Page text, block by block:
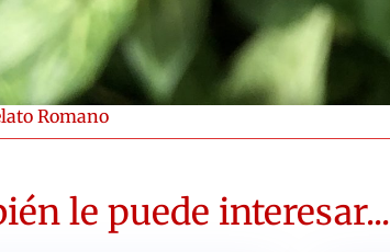
Romano
le puede interesar...